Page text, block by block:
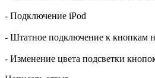
- Подключение iPod
- Штатное подключение к кнопкам
- Изменение цвета подсветки